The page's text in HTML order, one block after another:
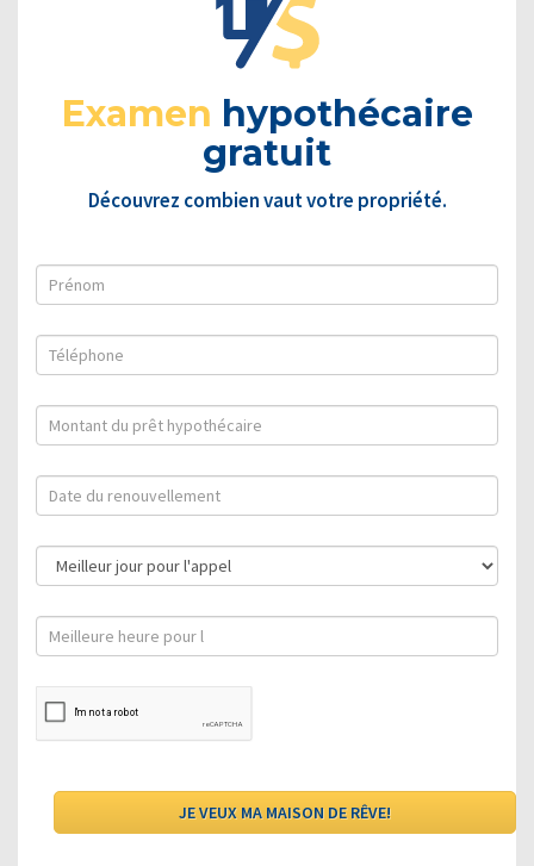
Examen hypothécaire
gratuit
Découvrez combien vaut votre propriété.